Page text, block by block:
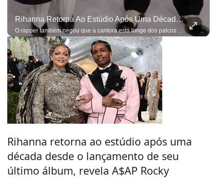
Rihanna Retorna Ao Estúdio Após Uma Década Desde O Lançamento De Seu Último Álbum, Revela A$AP Rocky
O rapper também negou que a cantora está longe dos palcos devido à maternidade
Rihanna retorna ao estúdio após uma
década desde o lançamento de seu
último álbum, revela A$AP Rocky